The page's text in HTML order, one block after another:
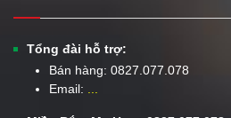
Tổng đài hỗ trợ:
Bán hàng: 0827.077.078
Email: